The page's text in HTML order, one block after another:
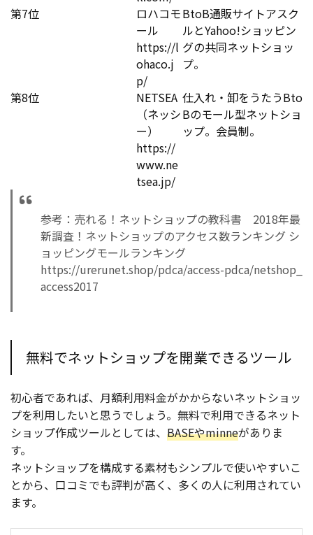
第7位
ロハコモ
ール
https://l
ohaco.j
p/
BtoB通販サイトアスク
ルとYahoo!ショッピン
グの共同ネットショッ
プ。
第8位
NETSEA
（ネッシ
ー）
https://
www.ne
tsea.jp/
仕入れ・卸をうたうBto
Bのモール型ネットショ
ップ。会員制。
参考：売れる！ネットショップの教科書 2018年最
新調査！ネットショップのアクセス数ランキング シ
ョッピングモールランキング
https://urerunet.shop/pdca/access-pdca/netshop_
access2017
無料でネットショップを開業できるツール
初心者であれば、月額利用料金がかからないネットショッ
プを利用したいと思うでしょう。無料で利用できるネット
ショップ作成ツールとしては、 BASEやminneがありま
す。
ネットショップを構成する素材もシンプルで使いやすいこ
とから、口コミでも評判が高く、多くの人に利用されてい
ます。